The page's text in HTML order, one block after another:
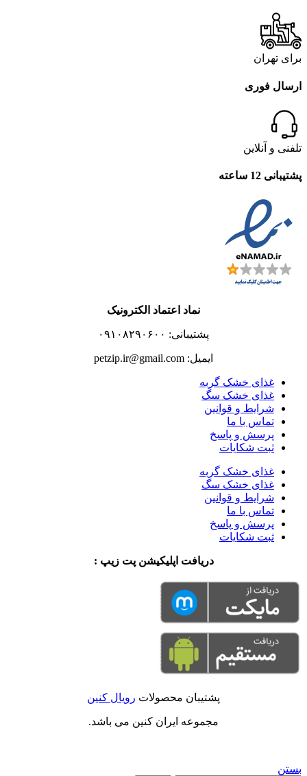
برای تهران
ارسال فوری
تلفنی و آنلاین
پشتیبانی 12 ساعته
نماد اعتماد الکترونیک
پشتیبانی: ۰۹۱۰۸۲۹۰۶۰۰
ایمیل: petzip.ir@gmail.com
غذای خشک گربه
غذای خشک سگ
شرایط و قوانین
تماس با ما
پرسش و پاسخ
ثبت شکایات
غذای خشک گربه
غذای خشک سگ
شرایط و قوانین
تماس با ما
پرسش و پاسخ
ثبت شکایات
دریافت اپلیکیشن پت زیپ :
پشتیبان محصولات رویال کنین
مجموعه ایران کنین می باشد.
بستن